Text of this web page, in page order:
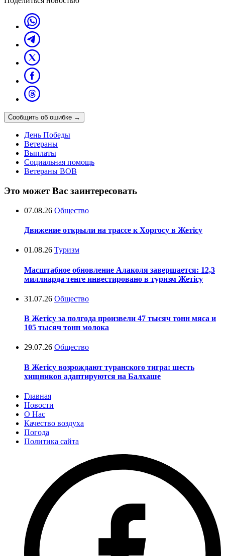
Сообщить об ошибке →
День Победы
Ветераны
Выплаты
Социальная помощь
Ветераны ВОВ
Это может Вас заинтересовать
07.08.26 Общество
Движение открыли на трассе к Хоргосу в Жетісу
01.08.26 Туризм
Масштабное обновление Алаколя завершается: 12,3
миллиарда тенге инвестировано в туризм Жетісу
31.07.26 Общество
В Жетісу за полгода произвели 47 тысяч тонн мяса и
105 тысяч тонн молока
29.07.26 Общество
В Жетісу возрождают туранского тигра: шесть
хищников адаптируются на Балхаше
Главная
Новости
О Нас
Качество воздуха
Погода
Политика сайта